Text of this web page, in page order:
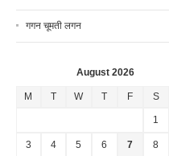
गगन चूमती लगन
August 2026
M T W T F S
1
3 4 5 6 7 8